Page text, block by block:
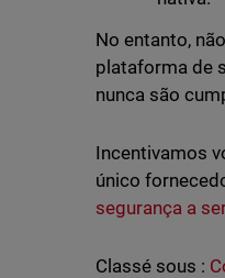
No entanto,
plataforma de
nunca são
Incentivamos
único
segurança a
Classé sous :